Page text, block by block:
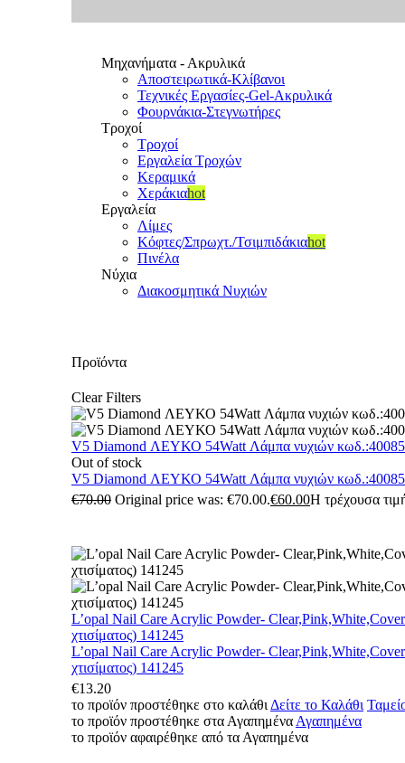
Μηχανήματα - Ακρυλικά
Αποστειρωτικά-Κλίβανοι
Τεχνικές Εργασίες-Gel-Ακρυλικά
Φουρνάκια-Στεγνωτήρες
Τροχοί
Τροχοί
Εργαλεία Τροχών
Κεραμικά
Χεράκιαhot
Εργαλεία
Λίμες
Κόφτες/Σπρωχτ./Τσιμπιδάκιαhot
Πινέλα
Νύχια
Διακοσμητικά Νυχιών
Προϊόντα
Clear Filters
V5 Diamond ΛΕΥΚΟ 54Watt Λάμπα νυχιών
Out of stock
V5 Diamond ΛΕΥΚΟ 54Watt Λάμπα νυχιών
€70.00 Original price was: €70.00.€60.00Η τρέχουσα
L’opal Nail Care Acrylic Powder-
χτισίματος) 141245
L’opal Nail Care Acrylic Powder-
χτισίματος) 141245
€13.20
το προϊόν προστέθηκε στο καλάθι Δείτε το Καλάθι
το προϊόν προστέθηκε στα Αγαπημένα Αγαπημένα
το προϊόν αφαιρέθηκε από τα Αγαπημένα